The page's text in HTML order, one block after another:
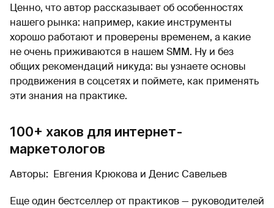
Ценно, что автор рассказывает об особенностях
нашего рынка: например, какие инструменты
хорошо работают и проверены временем, а какие
не очень приживаются в нашем SMM. Ну и без
общих рекомендаций никуда: вы узнаете основы
продвижения в соцсетях и поймете, как применять
эти знания на практике.
100+ хаков для интернет-
маркетологов
Авторы: Евгения Крюкова и Денис Савельев
Еще один бестселлер от практиков — руководителей